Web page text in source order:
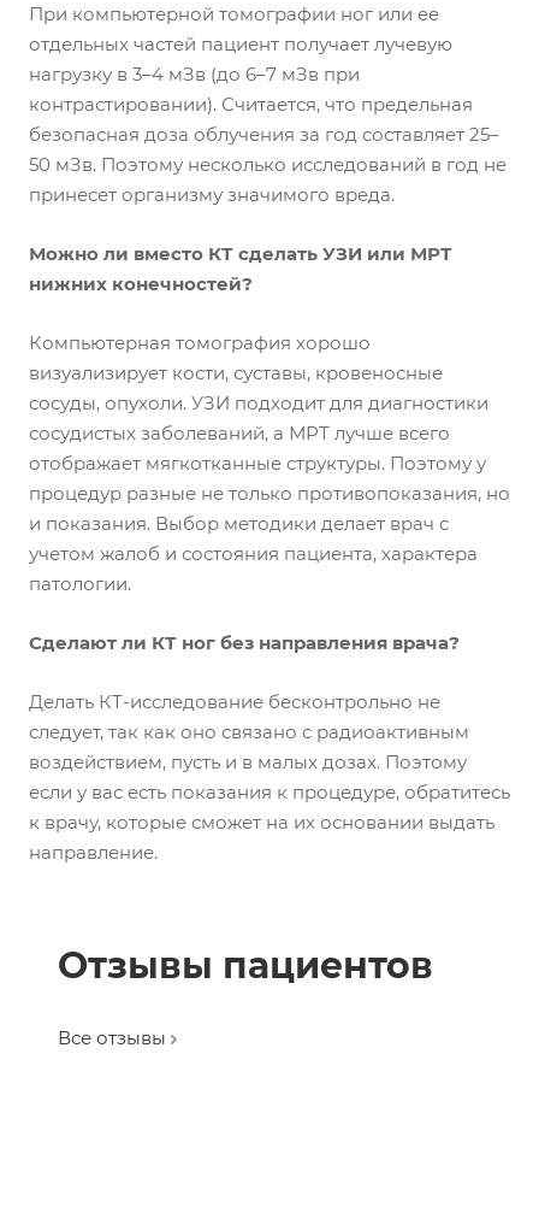
При компьютерной томографии ног или ее
отдельных частей пациент получает лучевую
нагрузку в 3–4 мЗв (до 6–7 мЗв при
контрастировании). Считается, что предельная
безопасная доза облучения за год составляет 25–
50 мЗв. Поэтому несколько исследований в год не
принесет организму значимого вреда.
Можно ли вместо КТ сделать УЗИ или МРТ
нижних конечностей?
Компьютерная томография хорошо
визуализирует кости, суставы, кровеносные
сосуды, опухоли. УЗИ подходит для диагностики
сосудистых заболеваний, а МРТ лучше всего
отображает мягкотканные структуры. Поэтому у
процедур разные не только противопоказания, но
и показания. Выбор методики делает врач с
учетом жалоб и состояния пациента, характера
патологии.
Сделают ли КТ ног без направления врача?
Делать КТ-исследование бесконтрольно не
следует, так как оно связано с радиоактивным
воздействием, пусть и в малых дозах. Поэтому
если у вас есть показания к процедуре, обратитесь
к врачу, которые сможет на их основании выдать
направление.
Отзывы пациентов
Все отзывы